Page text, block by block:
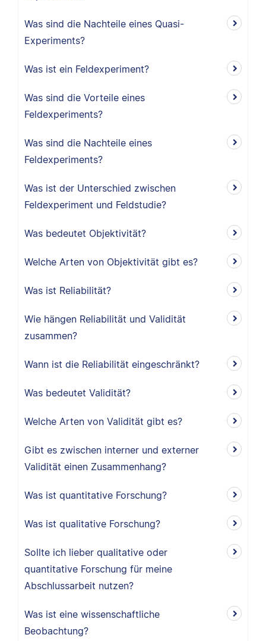
Was sind die Nachteile eines Quasi-
Experiments?
Was ist ein Feldexperiment?
Was sind die Vorteile eines
Feldexperiments?
Was sind die Nachteile eines
Feldexperiments?
Was ist der Unterschied zwischen
Feldexperiment und Feldstudie?
Was bedeutet Objektivität?
Welche Arten von Objektivität gibt es?
Was ist Reliabilität?
Wie hängen Reliabilität und Validität
zusammen?
Wann ist die Reliabilität eingeschränkt?
Was bedeutet Validität?
Welche Arten von Validität gibt es?
Gibt es zwischen interner und externer
Validität einen Zusammenhang?
Was ist quantitative Forschung?
Was ist qualitative Forschung?
Sollte ich lieber qualitative oder
quantitative Forschung für meine
Abschlussarbeit nutzen?
Was ist eine wissenschaftliche
Beobachtung?